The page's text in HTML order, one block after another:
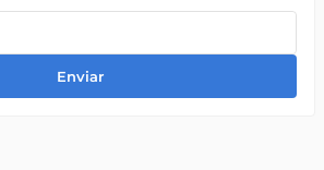
Enviar